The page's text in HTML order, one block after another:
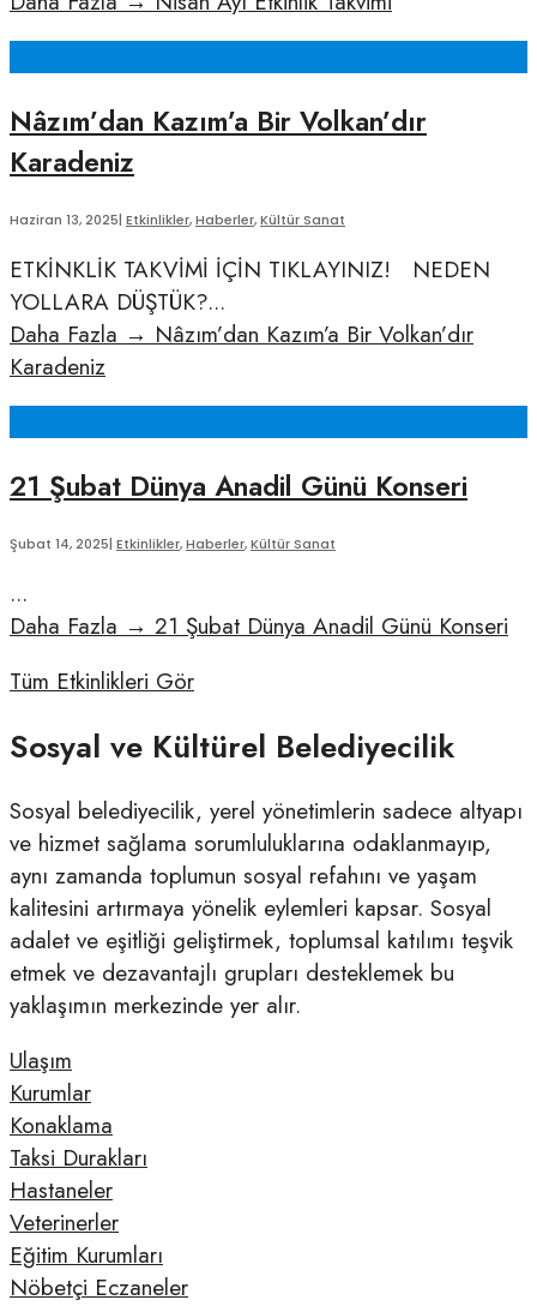
Nâzım’dan Kazım’a Bir Volkan’dır
Karadeniz
Haziran 13, 2025| Etkinlikler,Haberler,Kültür Sanat
ETKİNKLİK TAKVİMİ İÇİN TIKLAYINIZ! NEDEN
YOLLARA DÜŞTÜK?...
Daha Fazla → Nâzım’dan Kazım’a Bir Volkan’dır
Karadeniz
21 Şubat Dünya Anadil Günü Konseri
Şubat 14, 2025| Etkinlikler,Haberler,Kültür Sanat
...
Daha Fazla → 21 Şubat Dünya Anadil Günü Konseri
Tüm Etkinlikleri Gör
Sosyal ve Kültürel Belediyecilik
Sosyal belediyecilik, yerel yönetimlerin sadece altyapı
ve hizmet sağlama sorumluluklarına odaklanmayıp,
aynı zamanda toplumun sosyal refahını ve yaşam
kalitesini artırmaya yönelik eylemleri kapsar. Sosyal
adalet ve eşitliği geliştirmek, toplumsal katılımı teşvik
etmek ve dezavantajlı grupları desteklemek bu
yaklaşımın merkezinde yer alır.
Ulaşım
Kurumlar
Konaklama
Taksi Durakları
Hastaneler
Veterinerler
Eğitim Kurumları
Nöbetçi Eczaneler